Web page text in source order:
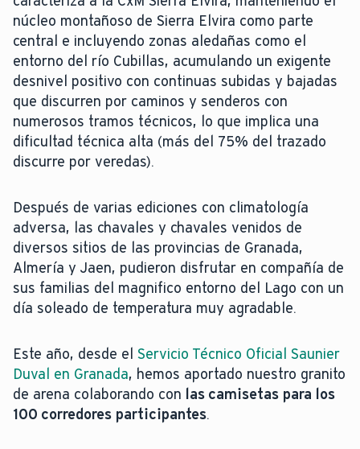
núcleo montañoso de Sierra Elvira como parte
central e incluyendo zonas aledañas como el
entorno del río Cubillas, acumulando un exigente
desnivel positivo con continuas subidas y bajadas
que discurren por caminos y senderos con
numerosos tramos técnicos, lo que implica una
dificultad técnica alta (más del 75% del trazado
discurre por veredas).
Después de varias ediciones con climatología
adversa, las chavales y chavales venidos de
diversos sitios de las provincias de Granada,
Almería y Jaen, pudieron disfrutar en compañía de
sus familias del magnifico entorno del Lago con un
día soleado de temperatura muy agradable.
Este año, desde el Servicio Técnico Oficial Saunier
Duval en Granada, hemos aportado nuestro granito
de arena colaborando con las camisetas para los
100 corredores participantes.